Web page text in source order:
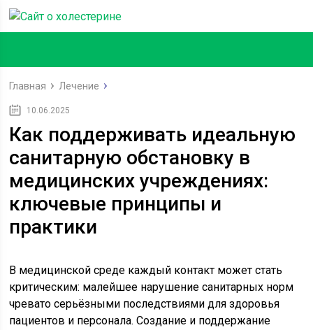
Главная Лечение
10.06.2025
Как поддерживать идеальную
санитарную обстановку в
медицинских учреждениях:
ключевые принципы и
практики
В медицинской среде каждый контакт может стать
критическим: малейшее нарушение санитарных норм
чревато серьёзными последствиями для здоровья
пациентов и персонала. Создание и поддержание